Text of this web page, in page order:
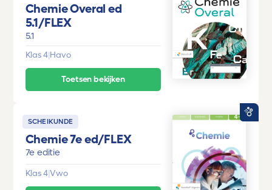
Chemie Overal ed
5.1/FLEX
5.1
Klas 4|Havo
Toetsen bekijken
SCHEIKUNDE
Chemie 7e ed/FLEX
7e editie
Klas 4|Vwo